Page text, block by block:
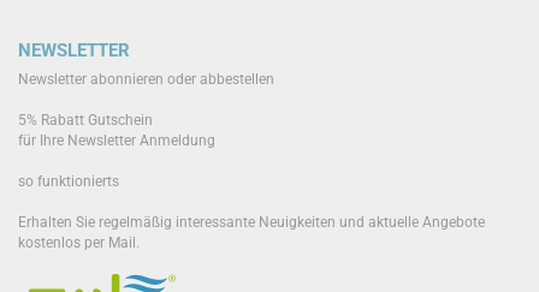
NEWSLETTER
Newsletter abonnieren oder abbestellen
5% Rabatt Gutschein
für Ihre Newsletter Anmeldung
so funktionierts
Erhalten Sie regelmäßig interessante Neuigkeiten und aktuelle Angebote
kostenlos per Mail.